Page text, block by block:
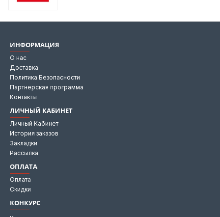
ИНФОРМАЦИЯ
О нас
Доставка
Политика Безопасности
Партнерская программа
Контакты
ЛИЧНЫЙ КАБИНЕТ
Личный Кабинет
История заказов
Закладки
Рассылка
ОПЛАТА
Оплата
Скидки
КОНКУРС